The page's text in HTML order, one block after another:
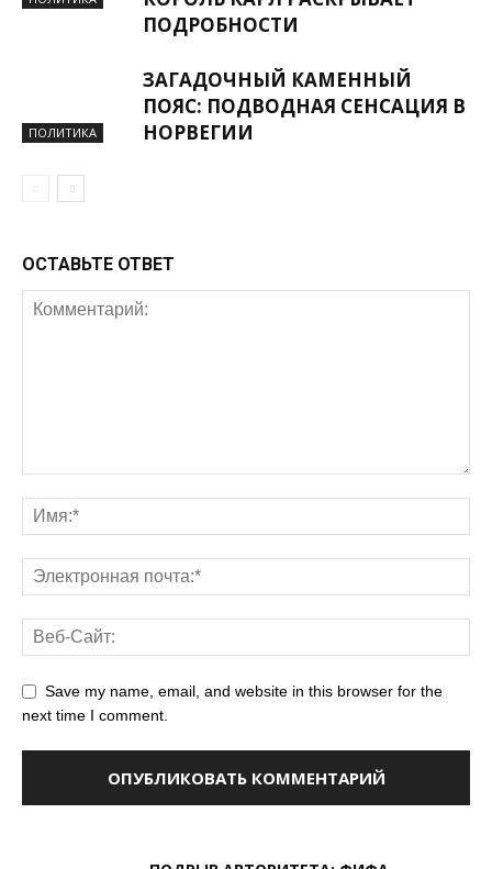
ПОДРОБНОСТИ
ПОЛИТИКА
ЗАГАДОЧНЫЙ КАМЕННЫЙ
ПОЯС: ПОДВОДНАЯ СЕНСАЦИЯ В
НОРВЕГИИ
ОСТАВЬТЕ ОТВЕТ
Save my name, email, and website in this browser for the
next time I comment.